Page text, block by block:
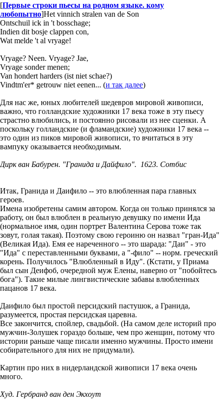
[Первые строки пьесы на родном языке. кому
любопытно]Het vinnich stralen van de Son
Ontschuil ick in 't bosschage;
Indien dit bosje clappen con,
Wat melde 't al vryage!
Vryage? Neen. Vryage? Jae,
Vryage sonder menen;
Van hondert harders (ist niet schae?)
Vindtm'er* getrouw niet eenen... (и так далее)
Для нас же, юных любителей шедевров мировой живописи,
важно, что голландские художники 17 века тоже в эту пьесу
страстно влюбились, и постоянно рисовали из нее сценки. А
поскольку голландские (и фламандские) художники 17 века --
это один из пиков мировой живописи, то вчитаться в эту
вампуку оказывается необходимым.
Дирк ван Бабурен. "Гранида и Дайфило". 1623. Сотбис
Итак, Гранида и Даифило -- это влюбленная пара главных
героев.
Имена изобретены самим автором. Когда он только принялся за
работу, он был влюблен в реальную девушку по имени Ида
(нормальное имя, один портрет Валентина Серова тоже так
зовут, голая такая). Поэтому свою героиню он назвал "гран-Ида"
(Великая Ида). Емя ее нареченного -- это шарада: "Даи" - это
"Ида" с переставленными буквами, а "-фило" -- норм. греческий
корень. Получилось "Влюбленный в Иду". (Кстати, у Приама
был сын Деифоб, очередной муж Елены, наверно от "побойтесь
бога"). Такие милые лингвистические забавы влюбленных
пацанов 17 века.
Даифило был простой персидский пастушок, а Гранида,
разумеется, простая персидская царевна.
Все закончится, спойлер, свадьбой. (На самом деле историй про
мужчин-Золушек гораздо больше, чем про женщин, потому что
истории раньше чаще писали именно мужчины. Просто имени
собирательного для них не придумали).
Картин про них в нидерландской живописи 17 века очень
много.
Худ. Гербранд ван ден Экхоут